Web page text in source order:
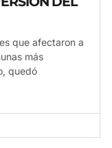
que afectaron a
más
quedó